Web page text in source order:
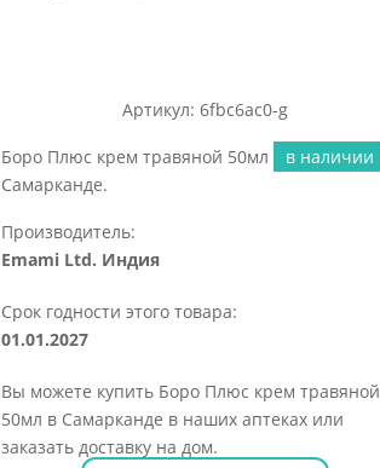
Артикул: 6fbc6ac0-g
Боро Плюс крем травяной 50мл в наличии
Самарканде.
Производитель:
Emami Ltd. Индия
Срок годности этого товара:
01.01.2027
Вы можете купить Боро Плюс крем травяной
50мл в Самарканде в наших аптеках или
заказать доставку на дом.